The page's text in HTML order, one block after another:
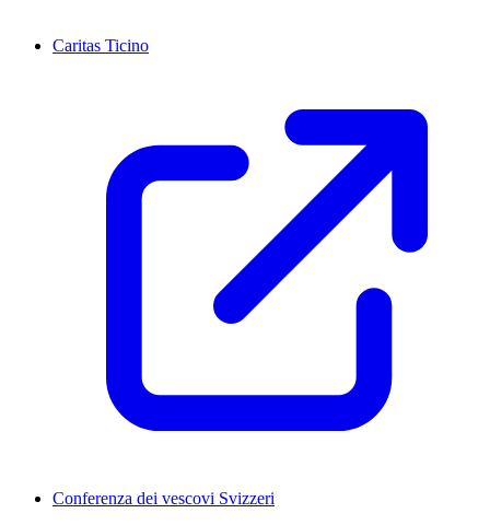
Caritas Ticino
Conferenza dei vescovi Svizzeri